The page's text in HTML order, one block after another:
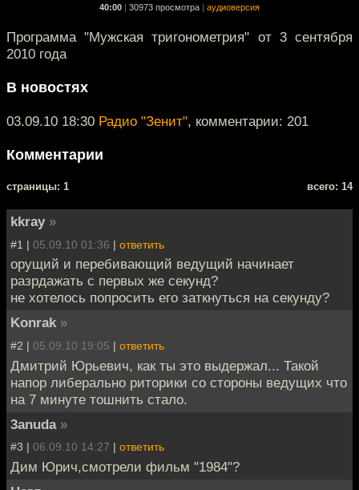
40:00 30973 просмотра аудиоверсия
Программа "Мужская тригонометрия" от 3 сентября
2010 года
В новостях
03.09.10 18:30 Радио "Зенит", комментарии: 201
Комментарии
cтраницы: 1 всего: 14
kkray »
#1 | 05.09.10 01:36 | ответить
орущий и перебивающий ведущий начинает
разрдажать с первых же секунд?
не хотелось попросить его заткнуться на секунду?
Konrak »
#2 | 05.09.10 19:05 | ответить
Дмитрий Юрьевич, как ты это выдержал... Такой
напор либерально риторики со стороны ведущих что
на 7 минуте тошнить стало.
3anuda »
#3 | 06.09.10 14:27 | ответить
Дим Юрич,смотрели фильм "1984"?